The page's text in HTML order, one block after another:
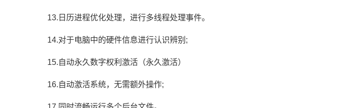
13.日历进程优化处理，进行多线程处理事件。
14.对于电脑中的硬件信息进行认识辨别;
15.自动永久数字权利激活（永久激活）
16.自动激活系统，无需额外操作;